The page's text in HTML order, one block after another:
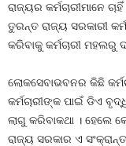
ରାଜ୍ୟର କର୍ମଚାରୀମାନେ
ତୁରନ୍ତ ରାଜ୍ୟ ସରକାରୀ
କରିବାକୁ କର୍ମଚାରୀ ମହଲରୁ
ଲୋକସେବାଭବନର କିଛି
କର୍ମଚାରୀଙ୍କ ପାଇଁ ଡିଏ
ଲାଗୁ କରିବାକଥା । ହେଲେ
ରାଜ୍ୟ ସରକାର ଏ